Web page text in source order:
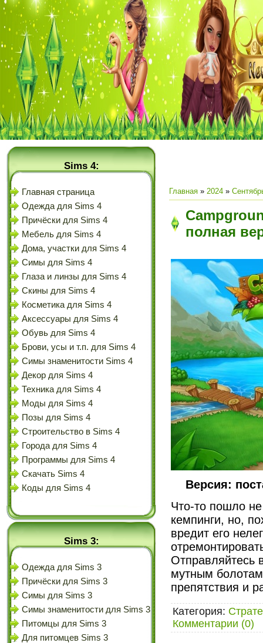
Sims 4:
Главная страница
Одежда для Sims 4
Причёски для Sims 4
Мебель для Sims 4
Дома, участки для Sims 4
Симы для Sims 4
Глаза и линзы для Sims 4
Скины для Sims 4
Косметика для Sims 4
Аксессуары для Sims 4
Обувь для Sims 4
Брови, усы и т.п. для Sims 4
Симы знаменитости Sims 4
Декор для Sims 4
Техника для Sims 4
Моды для Sims 4
Позы для Sims 4
Строительство в Sims 4
Города для Sims 4
Программы для Sims 4
Скачать Sims 4
Коды для Sims 4
Sims 3:
Одежда для Sims 3
Причёски для Sims 3
Симы для Sims 3
Симы знаменитости для Sims 3
Питомцы для Sims 3
Для питомцев Sims 3
Главная » 2024 »
полная
Версия:
Что-то пошло
кемпинги, но,
вредит его
Отправляйтесь
мутным
препятствия и
Категория:
Комментарии (0)